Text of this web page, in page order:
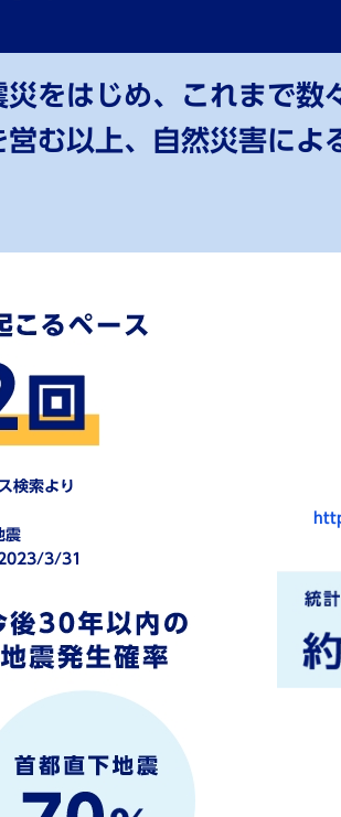
をはじめ、これまで数
む以上、⾃然災害によ
検索より
震
3/31